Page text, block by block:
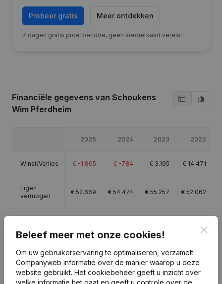
Probeer gratis Meer ontdekken
7 dagen gratis proefperiode, geen kredietkaart vereist.
Financiële gegevens van Schoukens
Wim Pferdheim
2025 2024 2023 2022
Winst/Verlies € -1.805 € -784 € 3.195 € 14.471
Eigen
vermogen
€ 52.669 € 54.474 € 55.257 € 52.062
Publicatiesvan Schoukens Wim Pferdheim
Beleef meer met onze cookies!
Om uw gebruikerservaring te optimaliseren, verzamelt
Companyweb informatie over de manier waarop u deze
website gebruikt. Het cookiebeheer geeft u inzicht over
welke informatie het gaat en geeft u controle over de